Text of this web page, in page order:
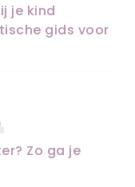
je kind
gids voor
Zo ga je